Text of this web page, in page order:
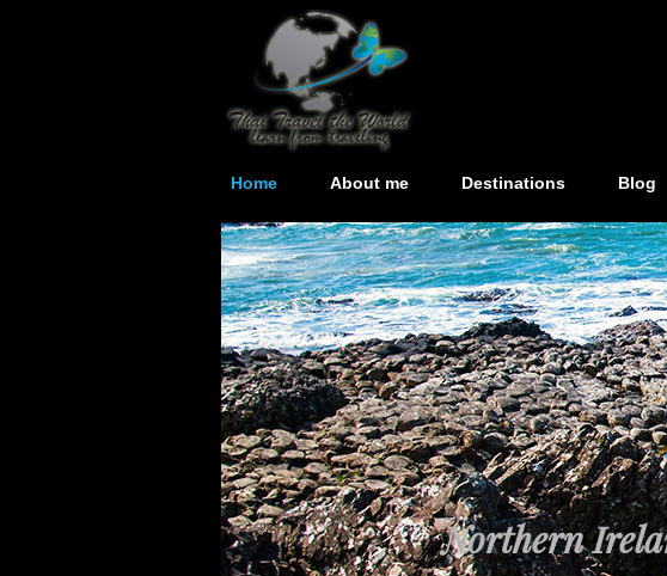
Home About me Destinations Blog
เส้นทาง